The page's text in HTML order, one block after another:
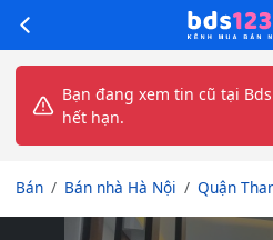
Bạn đang xem tin cũ tại
hết hạn.
Bán Bán nhà Hà Nội Quận